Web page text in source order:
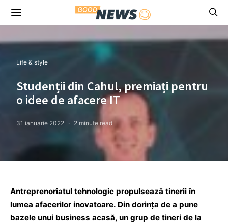
Life & style
Studenții din Cahul, premiați pentru
o idee de afacere IT
31 ianuarie 2022 2 minute read
Antreprenoriatul tehnologic propulsează tinerii în
lumea afacerilor inovatoare. Din dorința de a pune
bazele unui business acasă, un grup de tineri de la